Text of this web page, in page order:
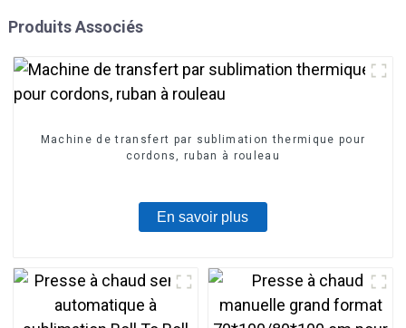
Produits Associés
Machine de transfert par sublimation thermique pour
cordons, ruban à rouleau
En savoir plus